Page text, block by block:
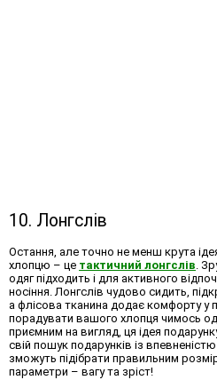
10. Лонгслів
Остання, але точно не менш крута
хлопцю – це тактичний лонгслів.
одяг підходить і для активного
носіння. Лонгслів чудово сидить,
а флісова тканина додає комфорту
порадувати вашого хлопця чимось
приємним на вигляд, ця ідея
свій пошук подарунків із
зможуть підібрати правильним
параметри – вагу та зріст!